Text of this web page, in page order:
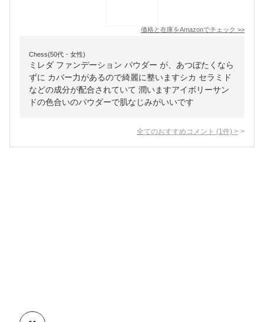
価格と在庫をAmazonでチェック >>
Chess(50代・女性)
ミレダ ファンデーション パウダー が、あつぼたくなら
ずに カバー力があるので綺麗に整いますシカ セラミド
などの成分が配合されていて 潤いますアイボリーサン
ドの色合いのパウダーで肌なじみがいいです
全てのおすすめコメント (1 件) >